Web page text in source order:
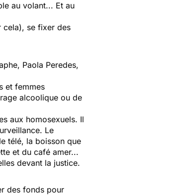
au volant... Et au
cela), se fixer des
Paola Peredes,
et femmes
alcoolique ou de
aux homosexuels. Il
Le
télé, la boisson que
et du café amer...
devant la justice.
des fonds pour